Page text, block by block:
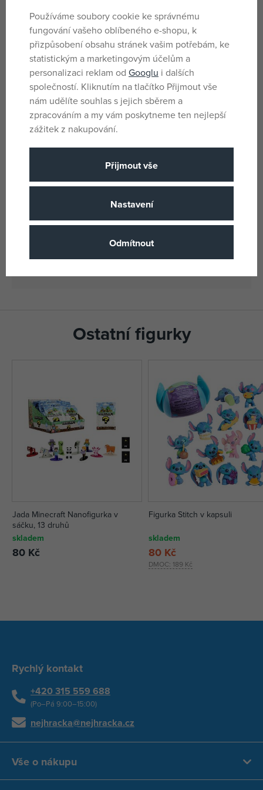
Parametry
Pohlaví Pro holky i kluky
Barva Vícebarevné
Materiál Plast
Název podskupiny zboži Playmobil
EANs 4008789711601
produkty)
Ostatní figurky
Jada Minecraft Nanofigurka v
sáčku, 13 druhů
skladem
80 Kč
Figurka Stitch v kapsuli
skladem
DMOC: 189 Kč
80 Kč
Rychlý kontakt
+420 315 559 688
(Po–Pá 9:00–15:00)
nejhracka@nejhracka.cz
Vše o nákupu
Používáme soubory cookie ke správnému
fungování vašeho oblíbeného e-shopu, k
přizpůsobení obsahu stránek vašim potřebám, ke
statistickým a marketingovým účelům a
personalizaci reklam od Googlu i dalších
společností. Kliknutím na tlačítko Přijmout vše
nám udělíte souhlas s jejich sběrem a
zpracováním a my vám poskytneme ten nejlepší
zážitek z nakupování.
Přijmout vše
Nastavení
Odmítnout